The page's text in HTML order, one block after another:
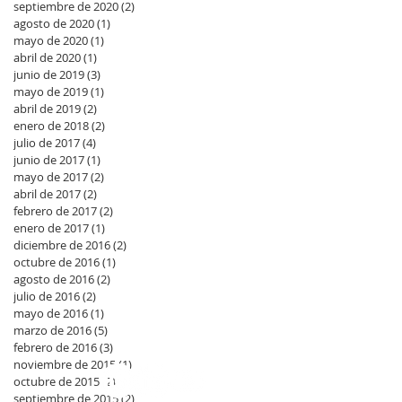
septiembre de 2020(2)
agosto de 2020(1)
mayo de 2020(1)
abril de 2020(1)
junio de 2019(3)
mayo de 2019(1)
abril de 2019(2)
enero de 2018(2)
julio de 2017(4)
junio de 2017(1)
mayo de 2017(2)
abril de 2017(2)
febrero de 2017(2)
enero de 2017(1)
diciembre de 2016(2)
octubre de 2016(1)
agosto de 2016(2)
julio de 2016(2)
mayo de 2016(1)
marzo de 2016(5)
febrero de 2016(3)
noviembre de 2015 (1)
octubre de 2015 (2)
septiembre de 2015(2)